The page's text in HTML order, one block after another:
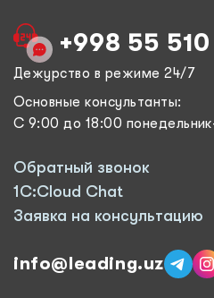
+998 55 510
Дежурство в режиме 24/7
Основные консультанты:
С 9:00 до 18:00
Обратный звонок
1C:Cloud Chat
Заявка на консультацию
info@leading.uz